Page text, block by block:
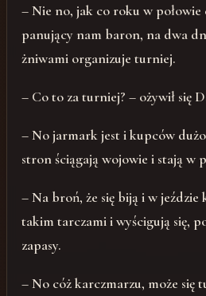
– Nie no, jak co roku w połowie
panujący nam baron, na dwa
żniwami organizuje turniej.
– Co to za turniej? – ożywił się
– No jarmark jest i kupców
stron ściągają wojowie i stają w
– Na broń, że się biją i w jeździe
takim tarczami i wyścigują się,
zapasy.
– No cóż karczmarzu, może się